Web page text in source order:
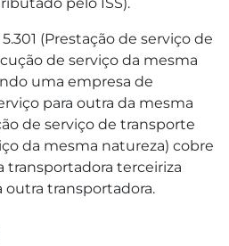
pelo ISS).
(Prestação de serviço de
de serviço da mesma
uma empresa de
para outra da mesma
de serviço de transporte
da mesma natureza) cobre
transportadora terceiriza
outra transportadora.